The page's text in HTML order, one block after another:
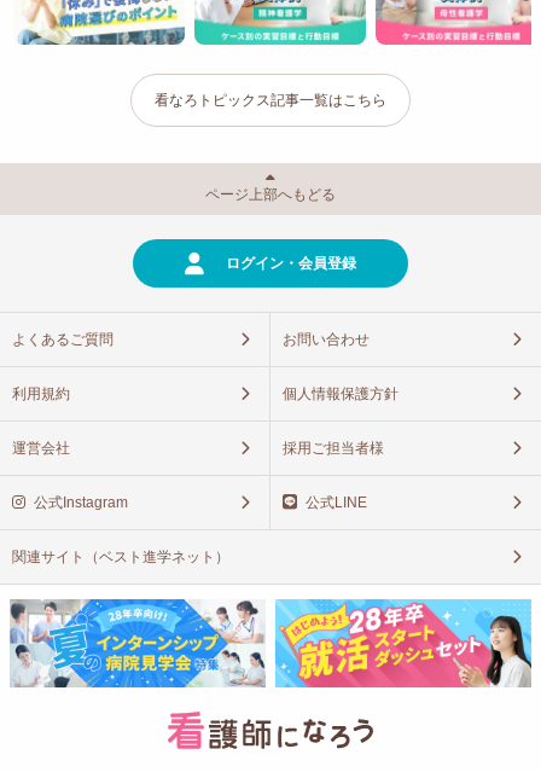
看なろトピックス記事一覧はこちら
ページ上部へもどる
ログイン・会員登録
よくあるご質問 お問い合わせ
利用規約 個人情報保護方針
運営会社 採用ご担当者様
公式Instagram 公式LINE
関連サイト（ベスト進学ネット）